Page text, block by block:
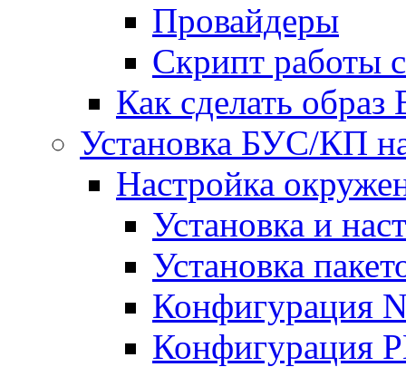
Провайдеры
Скрипт работы
Как сделать
Установка БУС/КП
Настройка
Установка и
Установка
Конфигурация
Конфигурация